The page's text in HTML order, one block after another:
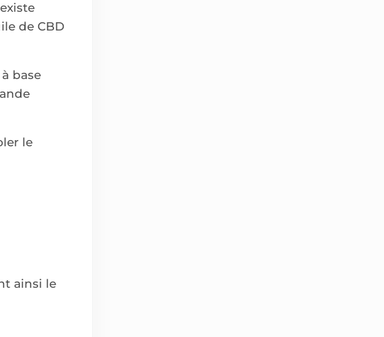
de CBD
base
le
ainsi le